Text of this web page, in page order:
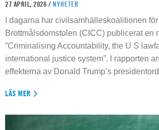
27 APRIL, 2026 / NYHETER
I dagarna har civilsamhälleskoalitionen
Brottmålsdomstolen (CICC) publicerat en
”Criminalising Accountability, the U S
international justice system”. I rapporten
effekterna av Donald Trump’s
LÄS MER